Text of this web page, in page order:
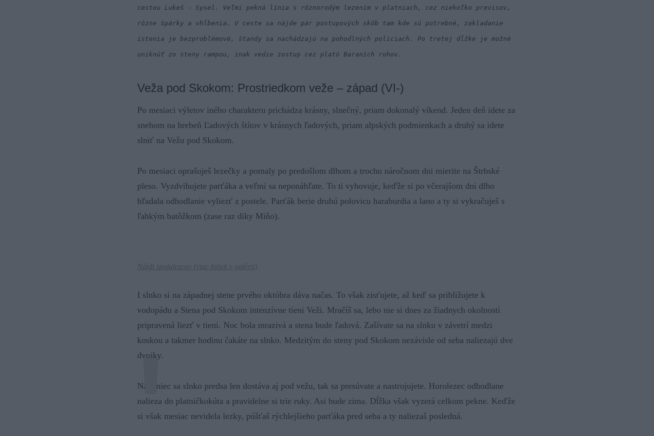
cestou Lukeš - Sysel. Veľmi pekná línia s rôznorodým lezením v platniach, cez niekoľko previsov,
rôzne špárky a vhĺbenia. V ceste sa nájde pár postupových skôb tam kde sú potrebné, zakladanie
istenia je bezproblémové, štandy sa nachádzajú na pohodlných policiach. Po tretej dĺžke je možné
uniknúť zo steny rampou, inak vedie zostup cez plató Baraních rohov.
Veža pod Skokom: Prostriedkom veže – západ (VI-)
Po mesiaci výletov iného charakteru prichádza krásny, slnečný, priam dokonalý víkend. Jeden deň idete za
snehom na hrebeň Ľadových štítov v krásnych ľadových, priam alpských podmienkach a druhý sa idete
slniť na Vežu pod Skokom.
Po mesiaci oprašuješ lezečky a pomaly po predošlom dlhom a trochu náročnom dni mierite na Štrbské
pleso. Vyzdvihujete parťáka a veľmi sa neponáhľate. To ti vyhovuje, keďže si po včerajšom dni dlho
hľadala odhodlanie vyliezť z postele. Parťák berie druhú polovicu haraburdia a lano a ty si vykračuješ s
ľahkým batôžkom (zase raz diky Miňo).
Nájdi spolulezcov ( viac fotiek v galérii )
I slnko si na západnej stene prvého októbra dáva načas. To však zisťujete, až keď sa približujete k
vodopádu a Stena pod Skokom intenzívne tieni Veži. Mračíš sa, lebo nie si dnes za žiadnych okolností
pripravená liezť v tieni. Noc bola mrazivá a stena bude ľadová. Zašívate sa na slnku v závetrí medzi
koskou a takmer hodinu čakáte na slnko. Medzitým do steny pod Skokom nezávisle od seba naliezajú dve
dvojky.
Nakoniec sa slnko predsa len dostáva aj pod vežu, tak sa presúvate a nastrojujete. Horolezec odhodlane
nalieza do platničkokúta a pravidelne si trie ruky. Asi bude zima. Dĺžka však vyzerá celkom pekne. Keďže
si však mesiac nevidela lezky, púšťaš rýchlejšieho parťáka pred seba a ty naliezaš posledná.